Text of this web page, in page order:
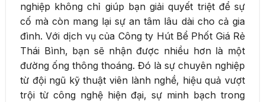
nghiệp không chỉ giúp bạn giải quyết triệt để sự
cố mà còn mang lại sự an tâm lâu dài cho cả gia
đình. Với dịch vụ của Công ty Hút Bể Phốt Giá Rẻ
Thái Bình, bạn sẽ nhận được nhiều hơn là một
đường ống thông thoáng. Đó là sự chuyên nghiệp
từ đội ngũ kỹ thuật viên lành nghề, hiệu quả vượt
trội từ công nghệ hiện đại, sự minh bạch trong